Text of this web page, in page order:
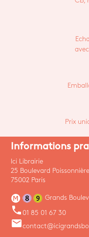
Prix
Informations
Ici Librairie
25 Boulevard Poissonnière
75002 Paris
Grands
phone 01 85 01 67 30
email